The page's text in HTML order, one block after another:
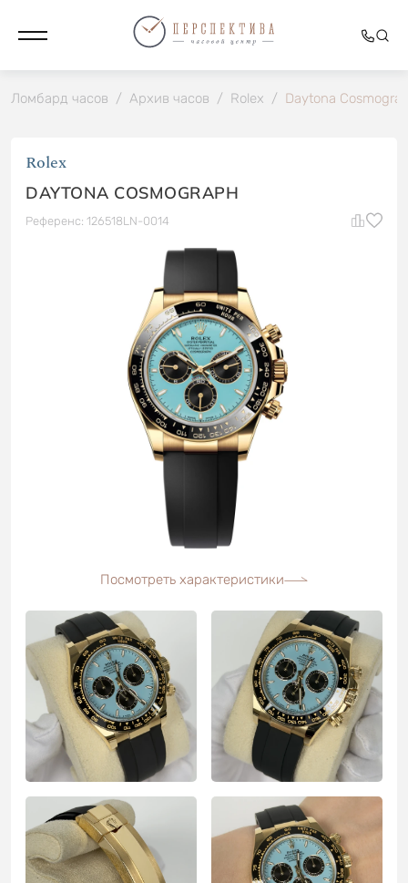
Ломбард часов / Архив часов / Rolex / Daytona
Rolex
DAYTONA COSMOGRAPH
Референс: 126518LN-0014
Посмотреть характеристики